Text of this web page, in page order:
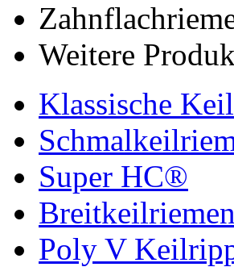
Weitere
Klassische
Super HC®
Breitkeilriemen
Poly V